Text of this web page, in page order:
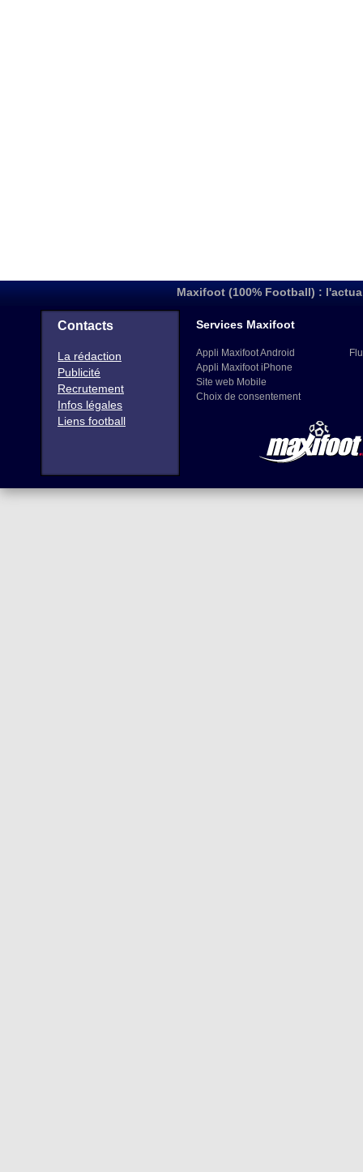
Maxifoot (100% Football) :
Contacts
La rédaction
Publicité
Recrutement
Infos légales
Liens football
Services Maxifoot
Appli Maxifoot Android
Appli Maxifoot iPhone
Site web Mobile
Choix de consentement